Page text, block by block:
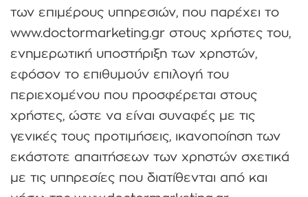
των επιμέρους υπηρεσιών, που παρέχει το
www.doctormarketing.gr στους χρήστες του,
ενημερωτική υποστήριξη των χρηστών,
εφόσον το επιθυμούν επιλογή του
περιεχομένου που προσφέρεται στους
χρήστες, ώστε να είναι συναφές με τις
γενικές τους προτιμήσεις, ικανοποίηση των
εκάστοτε απαιτήσεων των χρηστών σχετικά
με τις υπηρεσίες που διατίθενται από και